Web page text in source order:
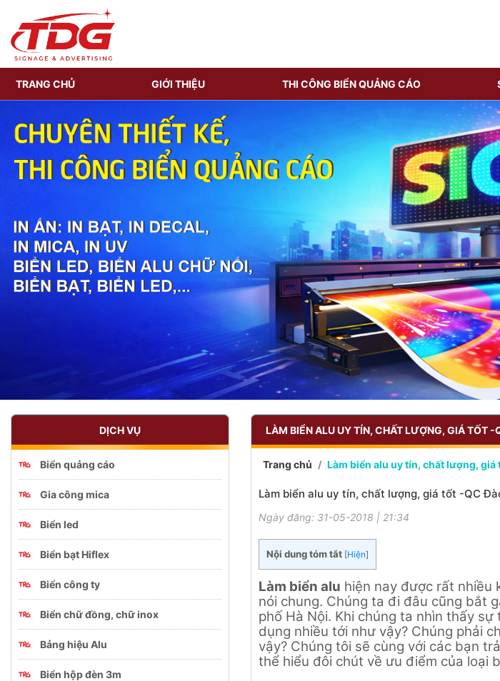
TRANG CHỦ GIỚI THIỆU THI CÔNG BIỂN QUẢNG CÁO
DỊCH VỤ
Biển quảng cáo
Gia công mica
Biển led
Biển bạt Hiflex
Biển công ty
Biển chữ đồng, chữ inox
Bảng hiệu Alu
Biển hộp đèn 3m
LÀM BIỂN ALU UY TÍN, CHẤT LƯỢNG, GIÁ TỐT
Trang chủ Làm biển alu uy tín, chất lượng,
Làm biển alu uy tín, chất lượng, giá tốt -QC
Ngày đăng: 31-05-2018 | 21:34
Nội dung tóm tắt [Hiện]
Làm biển alu hiện nay được rất nhiều
nói chung. Chúng ta đi đâu cũng bắt
phố Hà Nội. Khi chúng ta nhìn thấy
dụng nhiều tới như vậy? Chúng phải
vậy? Chúng tôi sẽ cùng với các bạn
thể hiểu đôi chút về ưu điểm của loại